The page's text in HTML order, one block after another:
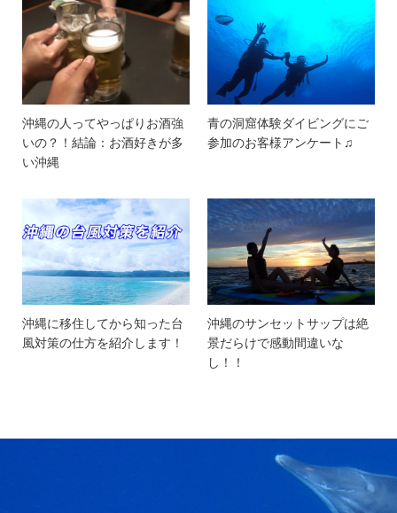
沖縄の人ってやっぱりお酒強
いの？！結論：お酒好きが多
い沖縄
青の洞窟体験ダイビングにご
参加のお客様アンケート♫
沖縄に移住してから知った台
風対策の仕方を紹介します！
沖縄のサンセットサップは絶
景だらけで感動間違いな
し！！